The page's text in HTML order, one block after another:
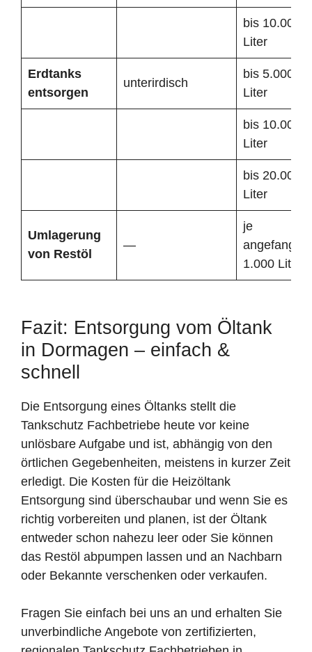
bis 10.000
Liter
Erdtanks
entsorgen
unterirdisch
bis 5.000
Liter
bis 10.000
Liter
bis 20.000
Liter
Umlagerung
von Restöl
—
je
1.000 Liter
Fazit: Entsorgung vom Öltank
in Dormagen – einfach &
schnell
Die Entsorgung eines Öltanks stellt die
Tankschutz Fachbetriebe heute vor keine
unlösbare Aufgabe und ist, abhängig von den
örtlichen Gegebenheiten, meistens in kurzer Zeit
erledigt. Die Kosten für die Heizöltank
Entsorgung sind überschaubar und wenn Sie es
richtig vorbereiten und planen, ist der Öltank
entweder schon nahezu leer oder Sie können
das Restöl abpumpen lassen und an Nachbarn
oder Bekannte verschenken oder verkaufen.
Fragen Sie einfach bei uns an und erhalten Sie
unverbindliche Angebote von zertifizierten,